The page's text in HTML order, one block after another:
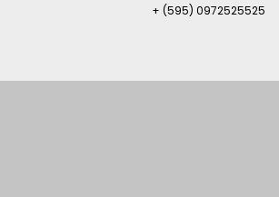
+ (595) 0972525525